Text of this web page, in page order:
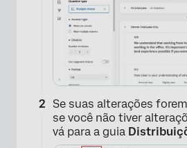
Se suas alterações
se você não tiver
vá para a guia